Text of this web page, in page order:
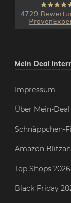
Mein Deal
Impressum
Über Mein-Deal
Schnäppchen-
Amazon
Top Shops 2026
Black Friday